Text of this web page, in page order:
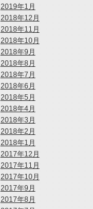
2019年1月
2018年12月
2018年11月
2018年10月
2018年9月
2018年8月
2018年7月
2018年6月
2018年5月
2018年4月
2018年3月
2018年2月
2018年1月
2017年12月
2017年11月
2017年10月
2017年9月
2017年8月